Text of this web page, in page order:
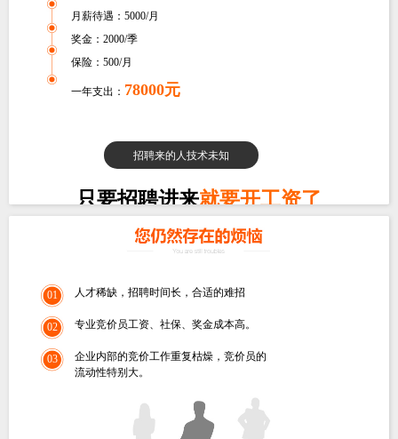
月薪待遇：5000/月
奖金：2000/季
保险：500/月
一年支出： 78000元
招聘来的人技术未知
只要招聘进来就要开工资了
01 人才稀缺，招聘时间长，合适的难招
02 专业竞价员工资、社保、奖金成本高。
03
企业内部的竞价工作重复枯燥，竞价员的
流动性特别大。